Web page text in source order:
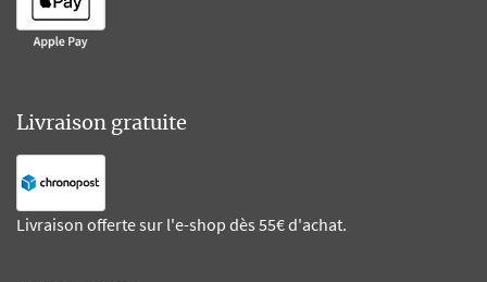
Livraison gratuite
Livraison offerte sur l'e-shop dès 55€ d'achat.